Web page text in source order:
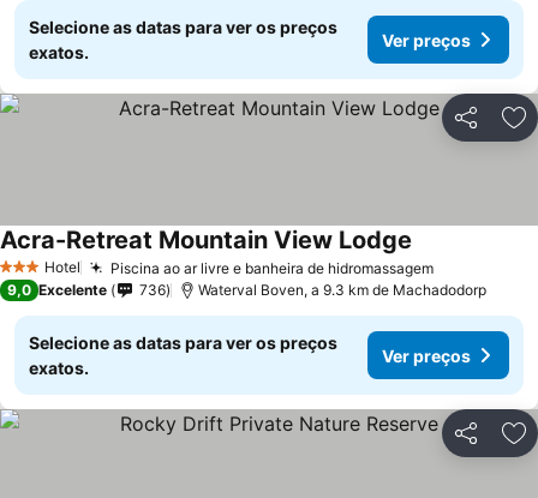
Selecione as datas para ver os preços
exatos.
Ver preços
Partilhar
3 EstrelasHotel Piscina ao ar livre e banheira de hidromassagemVer preços
Acra-Retreat Mountain View Lodge
9,0 Excelente 736 Waterval Boven, a 9.3 km de Machadodorp
Selecione as datas para ver os preços
exatos.
Ver preços
Partilhar